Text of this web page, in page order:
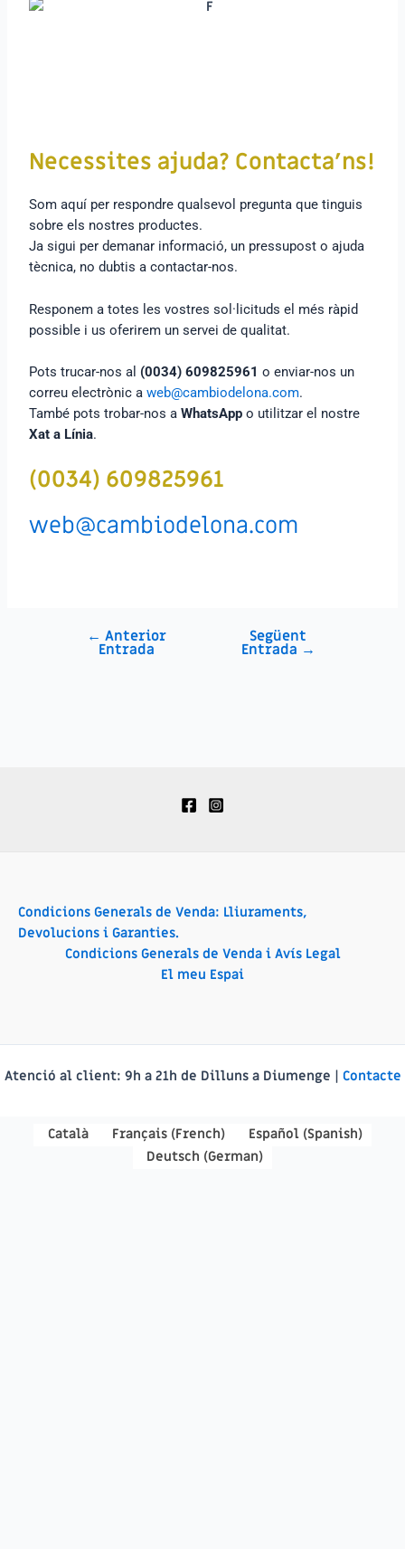
Necessites ajuda? Contacta’ns!
Som aquí per respondre qualsevol pregunta que tinguis
sobre els nostres productes.
Ja sigui per demanar informació, un pressupost o ajuda
tècnica, no dubtis a contactar-nos.
Responem a totes les vostres sol·licituds el més ràpid
possible i us oferirem un servei de qualitat.
Pots trucar-nos al (0034) 609825961 o enviar-nos un
correu electrònic aweb@cambiodelona.com.
També pots trobar-nos aWhatsApp o utilitzar el nostre
Xat a Línia.
(0034) 609825961
web@cambiodelona.com
← Anterior
Entrada
Següent
Entrada →
Condicions Generals de Venda: Lliuraments,
Devolucions i Garanties.
Condicions Generals de Venda i Avís Legal
El meu Espai
Atenció al client: 9h a 21h de Dilluns a Diumenge | Contacte
Català Français(French) Español(Spanish)
Deutsch (German)